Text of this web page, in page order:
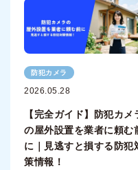
防犯カメラ
2026.05.28
【完全ガイド】防犯カメ
の屋外設置を業者に頼む
に｜見逃すと損する防犯
策情報！